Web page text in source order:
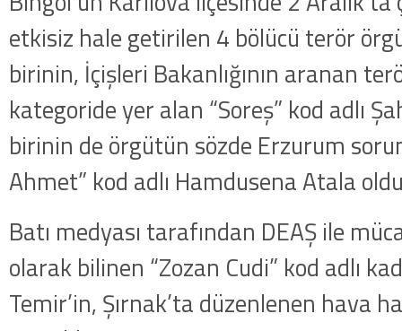
etkisiz hale getirilen 4 bölücü terör
birinin, İçişleri Bakanlığının aranan
kategoride yer alan “Soreş” kod adlı
birinin de örgütün sözde Erzurum
Ahmet” kod adlı Hamdusena Atala
Batı medyası tarafından DEAŞ ile
olarak bilinen “Zozan Cudi” kod adlı
Temir’in, Şırnak’ta düzenlenen hava